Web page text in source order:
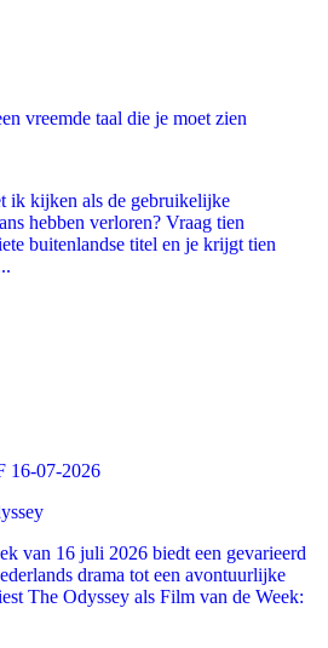
vreemde taal die je moet zien
ik kijken als de gebruikelijke
hebben verloren? Vraag tien
buitenlandse titel en je krijgt tien
07-2026
van 16 juli 2026 biedt een gevarieerd
drama tot een avontuurlijke
The Odyssey als Film van de Week: